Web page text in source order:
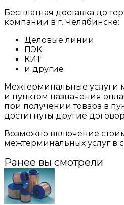
Бесплатная доставка до
компании в г. Челябинске:
Деловые линии
ПЭК
КИТ
и другие
Межтерминальные услуги
и пунктом назначения
при получении товара в
достигнуты другие
Возможно включение
межтерминальных услуг в
Ранее вы смотрели